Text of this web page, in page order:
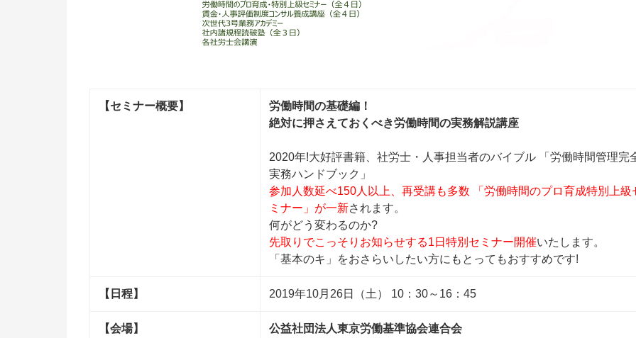
【セミナー概要】
労働時間の基礎編！
絶対に押さえておくべき労働時間の実務解説講座
2020年!大好評書籍、社労士・人事担当者のバイブル 「労働時間管理完
実務ハンドブック」
参加人数延べ150人以上、再受講も多数 「労働時間のプロ育成特別上級
ミナー」が一新されます。
何がどう変わるのか?
先取りでこっそりお知らせする1日特別セミナー開催いたします。
「基本のキ」をおさらいしたい方にもとってもおすすめです!
【日程】 2019年10月26日（土） 10：30～16：45
【会場】
公益社団法人東京労働基準協会連合会